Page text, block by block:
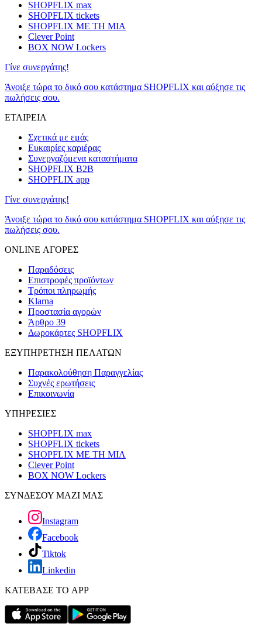
SHOPFLIX max
SHOPFLIX tickets
SHOPFLIX ΜΕ ΤΗ ΜΙΑ
Clever Point
BOX NOW Lockers
Γίνε συνεργάτης!
Άνοιξε τώρα το δικό σου κατάστημα SHOPFLIX και αύξησε τις
πωλήσεις σου.
ΕΤΑΙΡΕΙΑ
Σχετικά με εμάς
Ευκαιρίες καριέρας
Συνεργαζόμενα καταστήματα
SHOPFLIX B2B
SHOPFLIX app
Γίνε συνεργάτης!
Άνοιξε τώρα το δικό σου κατάστημα SHOPFLIX και αύξησε τις
πωλήσεις σου.
ONLINE ΑΓΟΡΕΣ
Παραδόσεις
Επιστροφές προϊόντων
Τρόποι πληρωμής
Klarna
Προστασία αγορών
Άρθρο 39
Δωροκάρτες SHOPFLIX
ΕΞΥΠΗΡΕΤΗΣΗ ΠΕΛΑΤΩΝ
Παρακολούθηση Παραγγελίας
Συχνές ερωτήσεις
Επικοινωνία
ΥΠΗΡΕΣΙΕΣ
SHOPFLIX max
SHOPFLIX tickets
SHOPFLIX ΜΕ ΤΗ ΜΙΑ
Clever Point
BOX NOW Lockers
ΣΥΝΔΕΣΟΥ ΜΑΖΙ ΜΑΣ
Instagram
Facebook
Tiktok
Linkedin
ΚΑΤΕΒΑΣΕ ΤΟ APP